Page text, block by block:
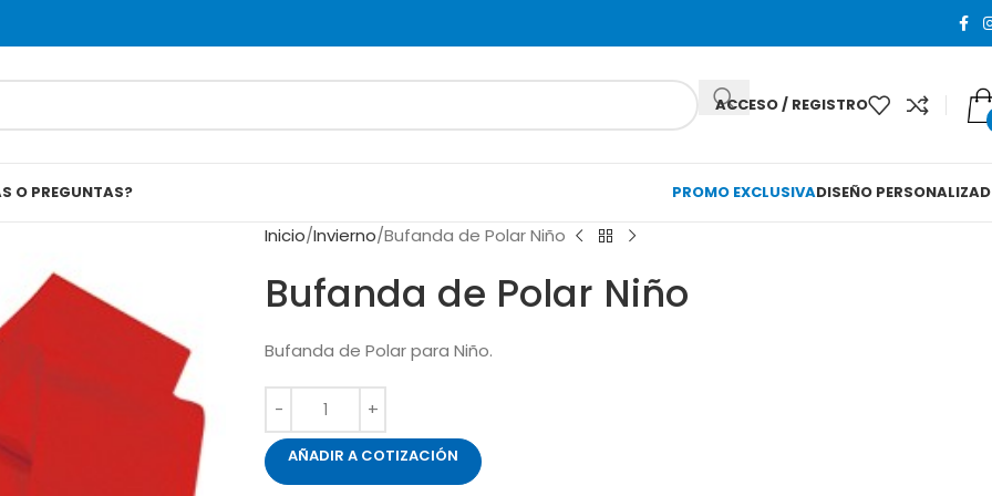
ACCESO / REGISTRO
O PREGUNTAS? PROMO EXCLUSIVADISEÑO
Inicio Invierno Bufanda de Polar Niño
Bufanda de Polar Niño
Bufanda de Polar para Niño.
AÑADIR A COTIZACIÓN